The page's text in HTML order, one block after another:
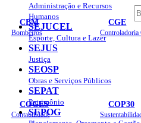
CBM
Bombeiros
CGE
Controladoria
COGES
Contabilidade
COP30
Administração e Recursos
Humanos
SEJUCEL
Esporte, Cultura e Lazer
SEJUS
Justiça
SEOSP
Obras e Serviços Públicos
SEPAT
Patrimônio
SEPOG